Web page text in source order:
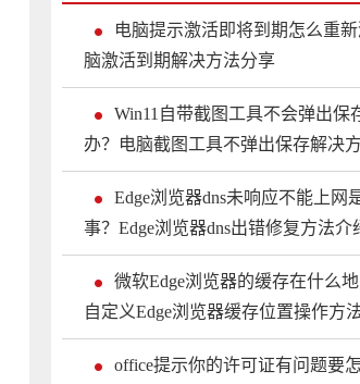
电脑提示激活即将到期怎么重
脑激活到期解决方法分享
Win11自带截图工具不会弹出保
办？电脑截图工具不弹出保存解决
Edge浏览器dns未响应不能上网
事？Edge浏览器dns出错修复方法介
微软Edge浏览器的缓存在什么地
自定义Edge浏览器缓存位置操作方
office提示你的许可证有问题要